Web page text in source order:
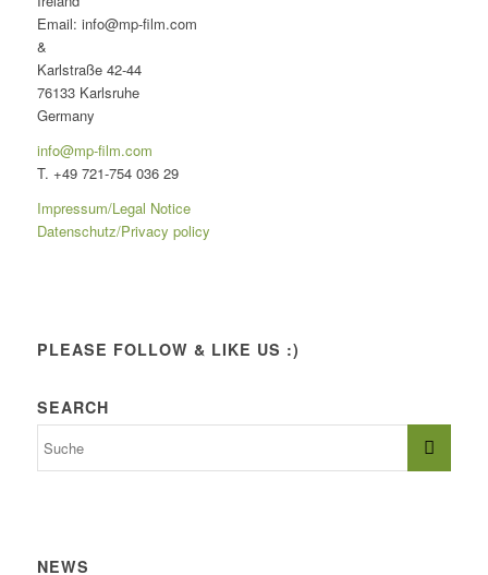
Email: info@mp-film.com
&
Karlstraße 42-44
76133 Karlsruhe
Germany
info@mp-film.com
T. +49 721-754 036 29
Impressum/Legal Notice
Datenschutz/Privacy policy
PLEASE FOLLOW & LIKE US :)
SEARCH
NEWS